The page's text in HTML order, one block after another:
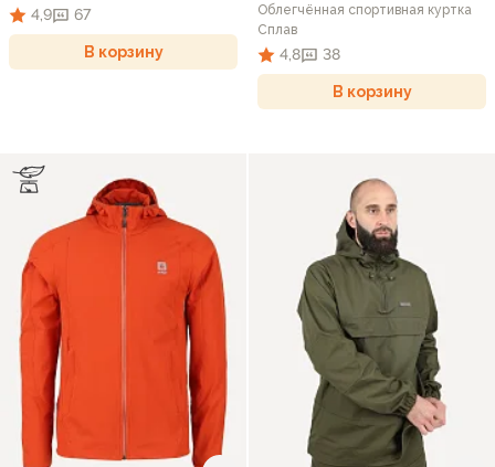
4,9 67
В корзину
Облегчённая спортивная куртка
Сплав
4,8 38
В корзину